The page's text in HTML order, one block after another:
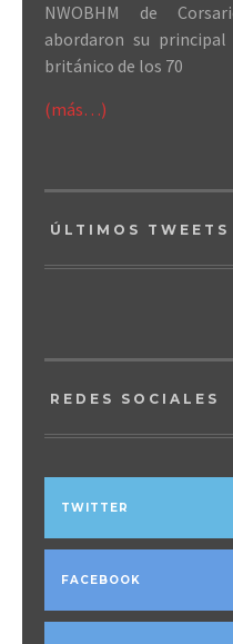
NWOBHM de
abordaron su
británico de los 70
(más…)
ÚLTIMOS TWEETS
REDES SOCIALES
TWITTER
FACEBOOK